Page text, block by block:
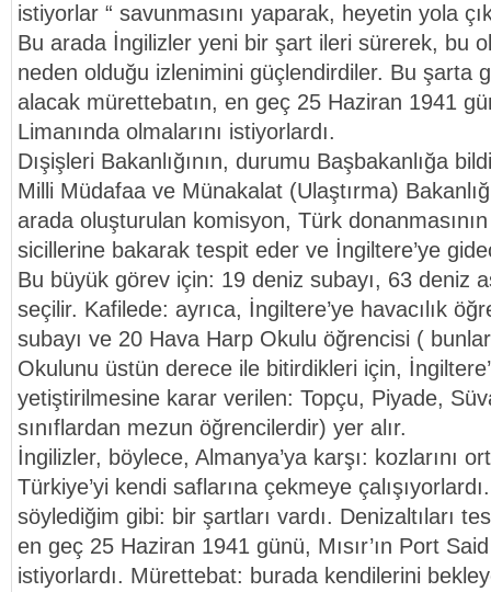
istiyorlar “ savunmasını yaparak, heyetin yola
Bu arada İngilizler yeni bir şart ileri sürerek, bu
neden olduğu izlenimini güçlendirdiler. Bu şarta
alacak mürettebatın, en geç 25 Haziran 1941
Limanında olmalarını istiyorlardı.
Dışişleri Bakanlığının, durumu Başbakanlığa
Milli Müdafaa ve Münakalat (Ulaştırma)
arada oluşturulan komisyon, Türk
sicillerine bakarak tespit eder ve İngiltere’ye
Bu büyük görev için: 19 deniz subayı, 63 deniz
seçilir. Kafilede: ayrıca, İngiltere’ye havacılık
subayı ve 20 Hava Harp Okulu öğrencisi (
Okulunu üstün derece ile bitirdikleri için,
yetiştirilmesine karar verilen: Topçu, Piyade,
sınıflardan mezun öğrencilerdir) yer alır.
İngilizler, böylece, Almanya’ya karşı: kozlarını
Türkiye’yi kendi saflarına çekmeye
söylediğim gibi: bir şartları vardı. Denizaltıları
en geç 25 Haziran 1941 günü, Mısır’ın Port
istiyorlardı. Mürettebat: burada kendilerini